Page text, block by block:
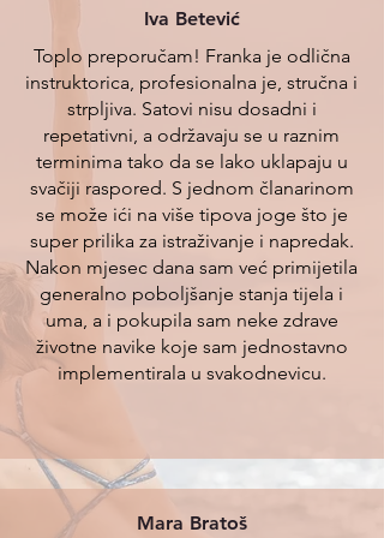
ovo poznato, nisi jedina vrlo vjerojatno radiš
istu grešku koju radi većina ljudi. Kada
osjetimo napetost, bol ili
Iva Betević
Toplo preporučam! Franka je odlična
instruktorica, profesionalna je, stručna i
strpljiva. Satovi nisu dosadni i
repetativni, a održavaju se u raznim
terminima tako da se lako uklapaju u
svačiji raspored. S jednom članarinom
se može ići na više tipova joge što je
super prilika za istraživanje i napredak.
Nakon mjesec dana sam već primijetila
generalno poboljšanje stanja tijela i
uma, a i pokupila sam neke zdrave
životne navike koje sam jednostavno
implementirala u svakodnevicu.
Mara Bratoš